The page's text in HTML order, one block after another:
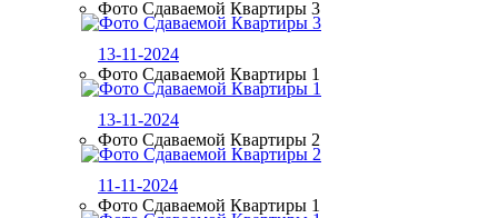
Фото Сдаваемой Квартиры 3
13-11-2024
Фото Сдаваемой Квартиры 1
13-11-2024
Фото Сдаваемой Квартиры 2
11-11-2024
Фото Сдаваемой Квартиры 1